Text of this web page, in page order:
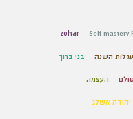
Self mastery
zohar
השנה בני ברוך
העצמה
יהודה אשלג